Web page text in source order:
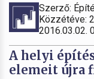
Szerző:
Közzétéve:
2016.03.02.
A helyi
elemeit újra